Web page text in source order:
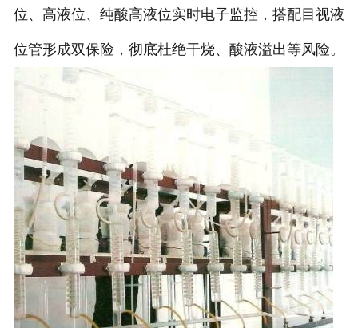
位、高液位、纯酸高液位实时电子监控，搭配目视液
位管形成双保险，彻底杜绝干烧、酸液溢出等风险。